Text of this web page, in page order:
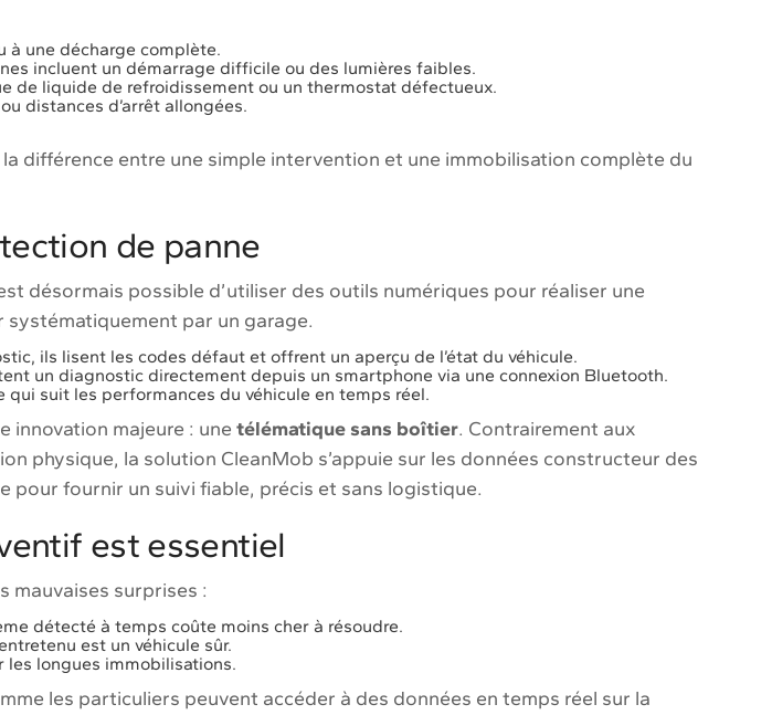
à une décharge complète.
incluent un démarrage difficile ou des lumières faibles.
de liquide de refroidissement ou un thermostat défectueux.
distances d’arrêt allongées.
différence entre une simple intervention et une immobilisation complète du
de panne
désormais possible d’utiliser des outils numériques pour réaliser une
systématiquement par un garage.
ils lisent les codes défaut et offrent un aperçu de l’état du véhicule.
un diagnostic directement depuis un smartphone via une connexion Bluetooth.
qui suit les performances du véhicule en temps réel.
innovation majeure : unetélématique sans boîtier. Contrairement aux
physique, la solution CleanMob s’appuie sur les données constructeur des
pour fournir un suivi fiable, précis et sans logistique.
est essentiel
mauvaises surprises :
détecté à temps coûte moins cher à résoudre.
est un véhicule sûr.
les longues immobilisations.
les particuliers peuvent accéder à des données en temps réel sur la